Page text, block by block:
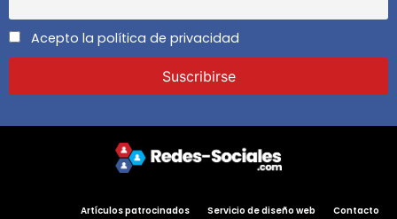
Acepto la política de privacidad
Artículos patrocinados Servicio de diseño web Contacto